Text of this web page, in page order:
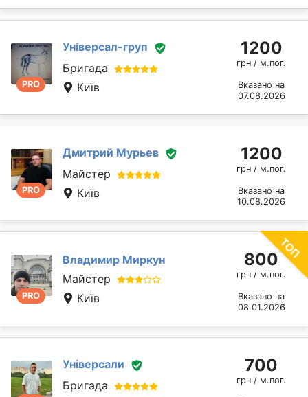
PRO
Універсал-груп
Бригада
Київ
1200
грн / м.пог.
Вказано на
07.08.2026
PRO
Дмитрий Мурьев
Майстер
Київ
1200
грн / м.пог.
Вказано на
10.08.2026
PRO
Владимир Миркун
Майстер
Київ
800
грн / м.пог.
Вказано на
08.01.2026
Універсали
Бригада
700
грн / м.пог.